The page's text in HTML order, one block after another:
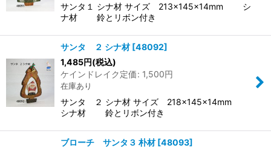
サンタ１ シナ材 サイズ 213×145×14mm シ
ナ材 鈴とリボン付き
サンタ ２ シナ材 [48092]
1,485円(税込)
ケインドレイク定価: 1,500円
在庫あり
サンタ ２ シナ材 サイズ 218×145×14mm
シナ材 鈴とリボン付き
ブローチ サンタ３ 朴材 [48093]